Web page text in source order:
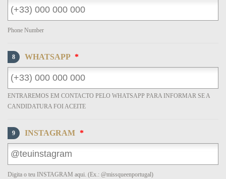
Phone Number
8 WHATSAPP *
ENTRAREMOS EM CONTACTO PELO WHATSAPP PARA INFORMAR SE A
CANDIDATURA FOI ACEITE
9 INSTAGRAM *
Digita o teu INSTAGRAM aqui. (Ex.: @missqueenportugal)